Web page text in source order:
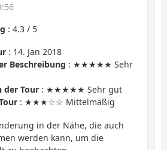
: 4.3 / 5
: 14. Jan 2018
Beschreibung : ★★★★★ Sehr
der Tour : ★★★★★ Sehr gut
: ★★★☆☆ Mittelmäßig
in der Nähe, die auch
werden kann, um die